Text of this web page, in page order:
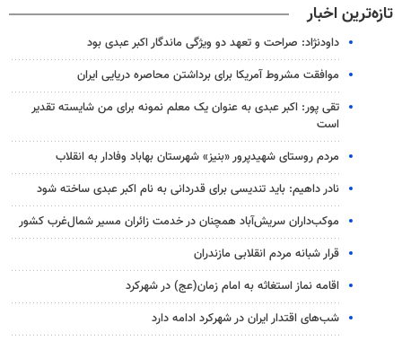
تازه‌ترین اخبار
داودنژاد: صراحت و تعهد دو ویژگی ماندگار اکبر عبدی بود
موافقت مشروط آمریکا برای برداشتن محاصره دریایی ایران
تقی پور: اکبر عبدی به عنوان یک معلم نمونه برای من شایسته تقدیر
است
مردم روستای شهیدپرور «بنیز» شهرستان بهاباد وفادار به انقلاب
نادر داهیم: باید تندیسی برای قدردانی به نام اکبر عبدی ساخته شود
موکب‌داران سریش‌آباد همچنان در خدمت زائران مسیر شمال‌غرب کشور
قرار شبانه مردم انقلابی مازندران
اقامه نماز استغاثه به امام زمان(عج) در شهرکرد
شب‌های اقتدار ایران در شهرکرد ادامه دارد